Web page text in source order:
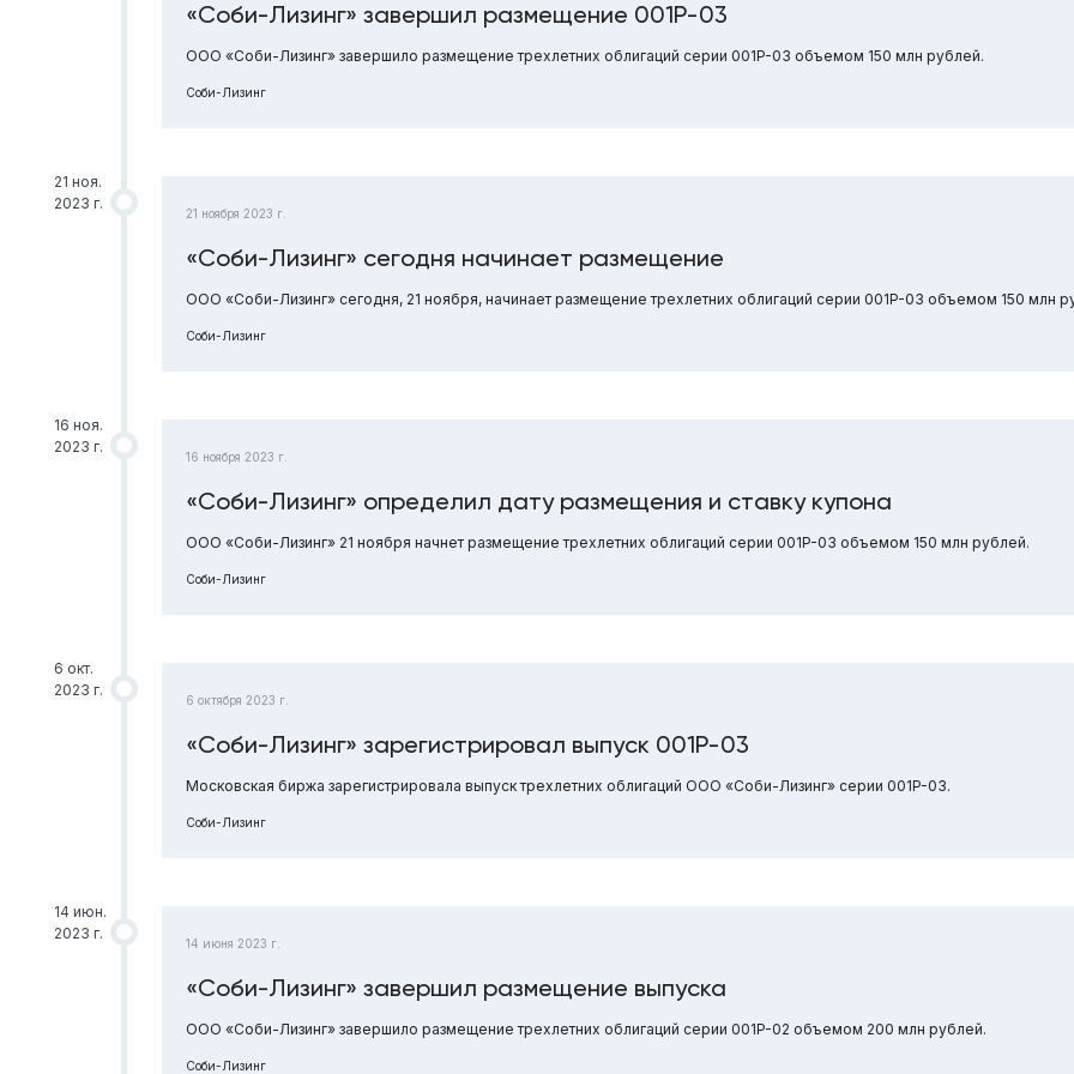
«Соби-Лизинг» завершил размещение 001P-03
ООО «Соби-Лизинг» завершило размещение трехлетних облигаций серии 001P-03 объемом 150 млн рублей.
Соби-Лизинг
21 ноя.
2023 г.
21 ноября 2023 г.
«Соби-Лизинг» сегодня начинает размещение
ООО «Соби-Лизинг» сегодня, 21 ноября, начинает размещение трехлетних облигаций серии 001P-03 объемом 150 млн
Соби-Лизинг
16 ноя.
2023 г.
16 ноября 2023 г.
«Соби-Лизинг» определил дату размещения и ставку купона
ООО «Соби-Лизинг» 21 ноября начнет размещение трехлетних облигаций серии 001P-03 объемом 150 млн рублей.
Соби-Лизинг
6 окт.
2023 г.
6 октября 2023 г.
«Соби-Лизинг» зарегистрировал выпуск 001P-03
Московская биржа зарегистрировала выпуск трехлетних облигаций ООО «Соби-Лизинг» серии 001P-03.
Соби-Лизинг
14 июн.
2023 г.
14 июня 2023 г.
«Соби-Лизинг» завершил размещение выпуска
ООО «Соби-Лизинг» завершило размещение трехлетних облигаций серии 001P-02 объемом 200 млн рублей.
Соби-Лизинг